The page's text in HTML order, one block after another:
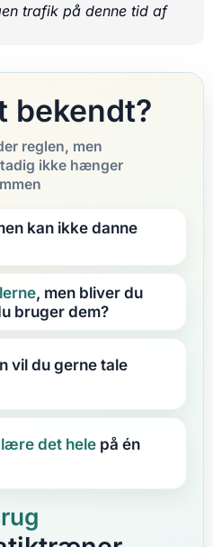
trafik på denne tid af
bekendt?
reglen, men
ikke hænger
kan ikke danne
, men bliver du
bruger dem?
vil du gerne tale
læredet hele på én